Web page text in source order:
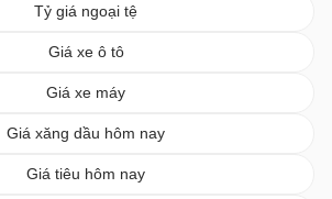
Tỷ giá ngoại tệ
Giá xe ô tô
Giá xe máy
Giá xăng dầu hôm nay
Giá tiêu hôm nay